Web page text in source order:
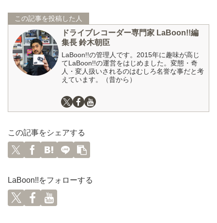
この記事を投稿した人
ドライブレコーダー専門家 LaBoon!!編
集長 鈴木朝臣
LaBoon!!の管理人です。2015年に趣味が高じ
てLaBoon!!の運営をはじめました。変態・奇
人・変人扱いされるのはむしろ名誉な事だと考
えています。（昔から）
この記事をシェアする
LaBoon!!をフォローする